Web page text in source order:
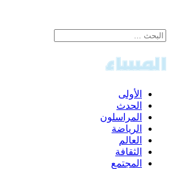
الأولى
الحدث
المراسلون
الرياضة
العالم
الثقافة
المجتمع